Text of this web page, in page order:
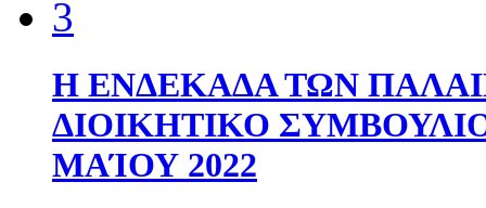
Η ΕΝΔΕΚΑΔΑ ΤΩΝ
ΔΙΟΙΚΗΤΙΚΟ
ΜΑΊΟΥ 2022